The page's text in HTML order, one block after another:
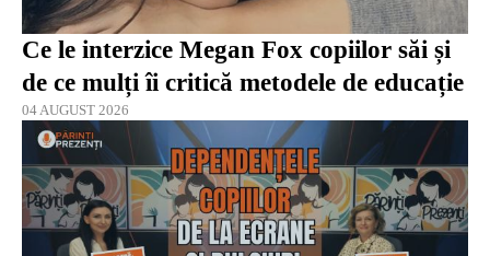
Ce le interzice Megan Fox copiilor săi și
de ce mulți îi critică metodele de educație
04 AUGUST 2026